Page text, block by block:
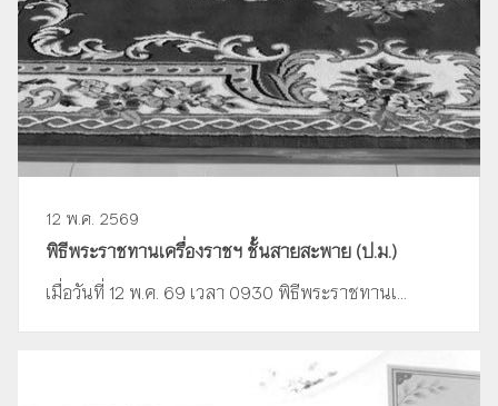
12 พ.ค. 2569
พิธีพระราชทานเครื่องราชฯ ชั้นสายสะพาย (ป.ม.)
เมื่อวันที่ 12 พ.ค. 69 เวลา 0930 พิธีพระราชทานเ...